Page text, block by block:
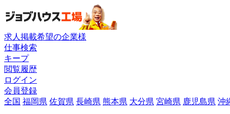
求人掲載希望の企業様
仕事検索
キープ
閲覧履歴
ログイン
会員登録
全国 福岡県 佐賀県 長崎県 熊本県 大分県 宮崎県 鹿児島県 沖